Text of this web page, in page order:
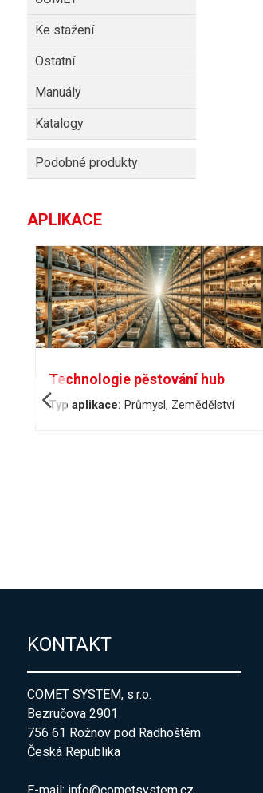
Ke stažení
Ostatní
Manuály
Katalogy
Podobné produkty
APLIKACE
Technologie pěstování hub
Typ aplikace: Průmysl Zemědělství
KONTAKT
COMET SYSTEM, s.r.o.
Bezručova 2901
756 61 Rožnov pod Radhoštěm
Česká Republika